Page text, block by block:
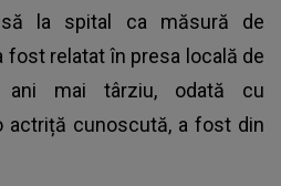
la spital ca măsură de
fost relatat în presa locală de
mai târziu, odată cu
actriță cunoscută, a fost din